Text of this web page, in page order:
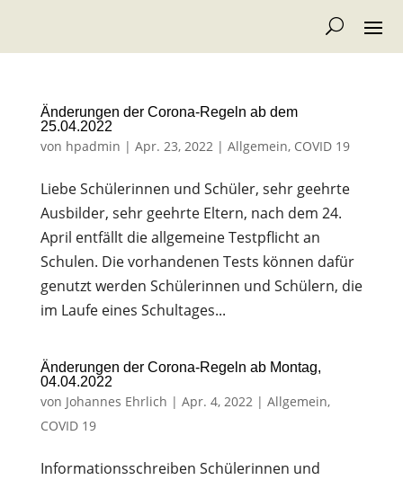
Änderungen der Corona-Regeln ab dem
25.04.2022
von hpadmin | Apr. 23, 2022| Allgemein, COVID 19
Liebe Schülerinnen und Schüler, sehr geehrte
Ausbilder, sehr geehrte Eltern, nach dem 24.
April entfällt die allgemeine Testpflicht an
Schulen. Die vorhandenen Tests können dafür
genutzt werden Schülerinnen und Schülern, die
im Laufe eines Schultages...
Änderungen der Corona-Regeln ab Montag,
04.04.2022
von Johannes Ehrlich | Apr. 4, 2022| Allgemein,
COVID 19
Informationsschreiben Schülerinnen und